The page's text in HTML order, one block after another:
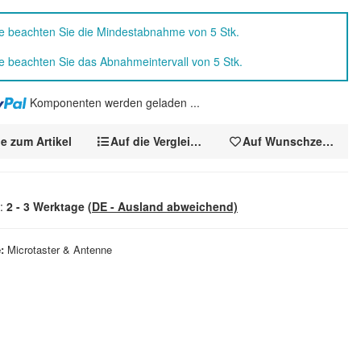
Microtaster & Antenne
zum Artikel Auf die Vergleichsliste Auf Wunschzettel
beachten Sie die Mindestabnahme von 5 Stk.
beachten Sie das Abnahmeintervall von 5 Stk.
Komponenten werden geladen ...
2 - 3 Werktage (DE - Ausland abweichend)